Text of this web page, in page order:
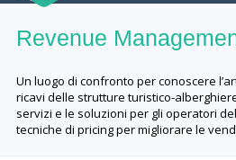
Revenue
Un luogo di confronto per conoscere
ricavi delle strutture turistico-
servizi e le soluzioni per gli operatori
tecniche di pricing per migliorare le